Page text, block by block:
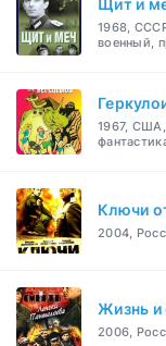
Щит и
1968,
военный,
1967,
Ключи
2004,
Жизнь и
2006,